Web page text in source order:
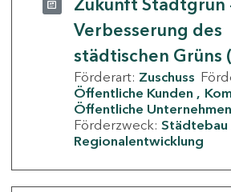
Zukunft Stadtgrün
Verbesserung des
städtischen Grüns
Förderart: Zuschuss
Öffentliche Kunden
Öffentliche Unternehmen
Förderzweck: Städtebau
Regionalentwicklung